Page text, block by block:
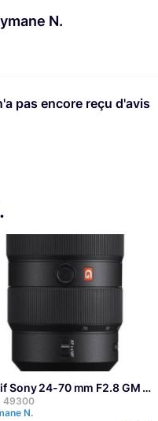
N.
pas encore reçu d'avis
Sony 24-70 mm F2.8 GM
49300
N.